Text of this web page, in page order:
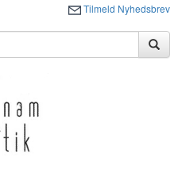
Tilmeld Nyhedsbrev